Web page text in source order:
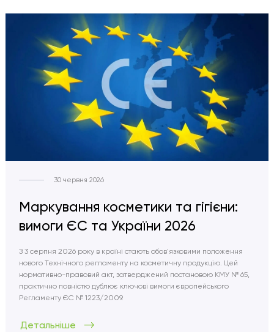
30 червня 2026
Маркування косметики та гігієни:
вимоги ЄС та України 2026
З 3 серпня 2026 року в країні стають обов'язковими положення
нового Технічного регламенту на косметичну продукцію. Цей
нормативно-правовий акт, затверджений постановою КМУ № 65,
практично повністю дублює ключові вимоги європейського
Регламенту ЄС № 1223/2009.
Детальніше